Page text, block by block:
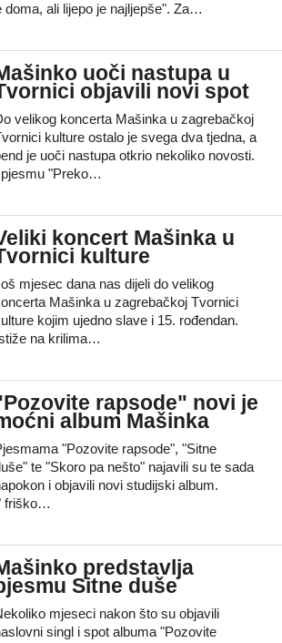
doma, ali lijepo je najljepše". Za…
uoči nastupa u
objavili novi spot
velikog koncerta Mašinka u zagrebačkoj
kulture ostalo je svega dva tjedna, a
je uoči nastupa otkrio nekoliko novosti.
"Preko…
koncert Mašinka u
kulture
mjesec dana nas dijeli do velikog
Mašinka u zagrebačkoj Tvornici
kojim ujedno slave i 15. rođendan.
na krilima…
rapsode" novi je
album Mašinka
"Pozovite rapsode", "Sitne
te "Skoro pa nešto" najavili su te sada
i objavili novi studijski album.
friško…
predstavlja
Sitne duše
mjeseci nakon što su objavili
singl i spot albuma "Pozovite